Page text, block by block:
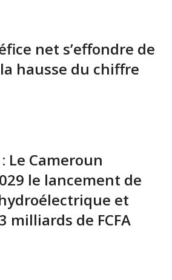
net s’effondre de
hausse du chiffre
Le Cameroun
le lancement de
et
milliards de FCFA